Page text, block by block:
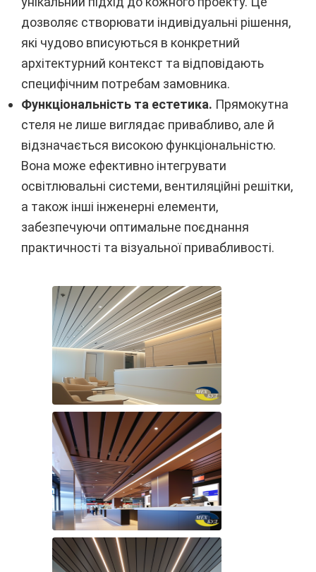
дозволяє створювати індивідуальні рішення,
які чудово вписуються в конкретний
архітектурний контекст та відповідають
специфічним потребам замовника.
Функціональність та естетика. Прямокутна
стеля не лише виглядає привабливо, але й
відзначається високою функціональністю.
Вона може ефективно інтегрувати
освітлювальні системи, вентиляційні решітки,
а також інші інженерні елементи,
забезпечуючи оптимальне поєднання
практичності та візуальної привабливості.